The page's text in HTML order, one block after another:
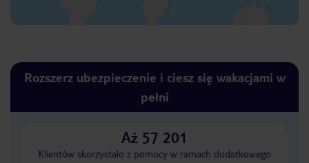
Rozszerz ubezpieczenie i ciesz się wakacjami w
pełni
Aż 57 201
Klientów skorzystało z pomocy w ramach dodatkowego